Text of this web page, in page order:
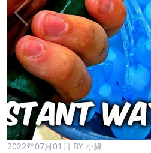
2022年07月01日 BY 小緣